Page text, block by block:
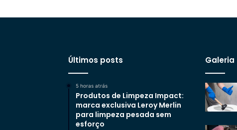
Últimos posts
5 horas atrás
Produtos de Limpeza Impact:
marca exclusiva Leroy Merlin
para limpeza pesada sem
esforço
Galeria